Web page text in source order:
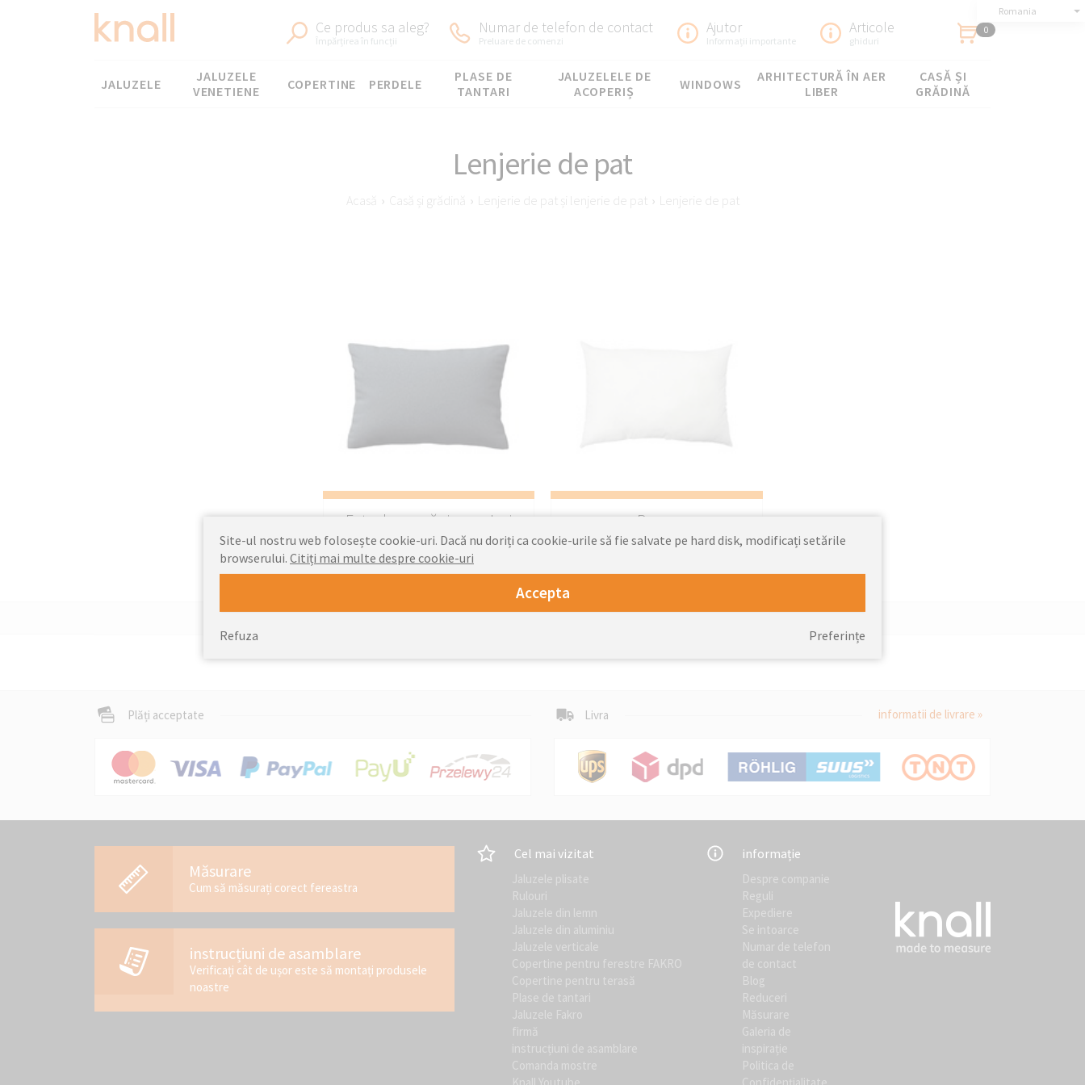
Romania
Ce produs sa aleg?
Împărțirea în funcții
Numar de telefon de contact
Preluare de comenzi
Ajutor
Informații importante
Articole
ghiduri
0
Meniul
JALUZELE
JALUZELE
VENETIENE
COPERTINE PERDELE
PLASE DE
TANTARI
JALUZELELE DE
ACOPERIȘ
WINDOWS
ARHITECTURĂ ÎN AER
LIBER
CASĂ ȘI
GRĂDINĂ
Lenjerie de pat
Acasă › Casă și grădină › Lenjerie de pat și lenjerie de pat › Lenjerie de pat
Fețe de pernă și cuverturi Perne
Plăți acceptate Livra informatii de livrare »
Măsurare
Cum să măsurați corect fereastra
instrucțiuni de asamblare
Verificați cât de ușor este să montați produsele
noastre
Cel mai vizitat
Jaluzele plisate
Rulouri
Jaluzele din lemn
Jaluzele din aluminiu
Jaluzele verticale
Copertine pentru ferestre FAKRO
Copertine pentru terasă
Plase de tantari
Jaluzele Fakro
firmă
instrucțiuni de asamblare
Comanda mostre
informație
Despre companie
Reguli
Expediere
Se intoarce
Numar de telefon
de contact
Blog
Reduceri
Măsurare
Galeria de
inspirație
Politica de
Site-ul nostru web folosește cookie-uri. Dacă nu doriți ca cookie-urile să fie salvate pe hard disk, modificați setările
browserului. Citiți mai multe despre cookie-uri
Accepta
Preferințe
Refuza